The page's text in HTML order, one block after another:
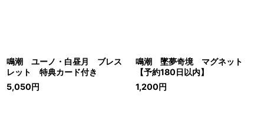
鳴潮 ユーノ・白昼月 ブレス
レット 特典カード付き
5,050円
鳴潮 墜夢奇境 マグネット
【予約180日以内】
1,200円